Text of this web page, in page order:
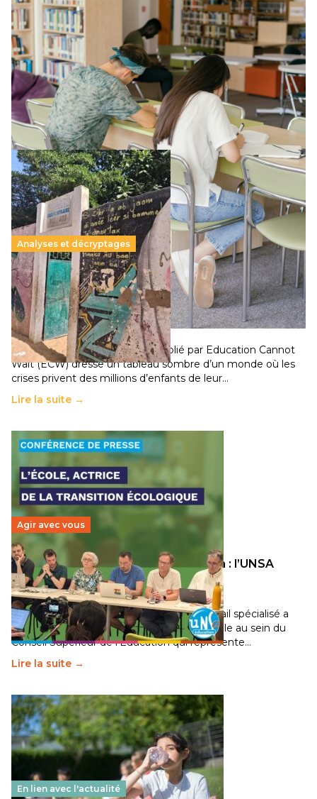
Supérieur privé : une dérive qui met à mal la
promesse républicaine
11 juillet 2026-
Le projet de loi sur la régulation de l’enseignement
supérieur privé met en lumière l’amplification d’un système
qui relègue l’acte pédagogique au superfétatoire, voire à…
Lire la suite →
Analyses et décryptages
258 millions d’enfants victimes de la guerre, des
chocs climatiques et des déplacements de
population
11 juillet 2026- National
Un nouveau rapport mondial publié par Education Cannot
Wait (ECW) dresse un tableau sombre d’un monde où les
crises privent des millions d’enfants de leur…
Lire la suite →
Agir avec vous
Transition écologique de l’éducation : l’UNSA
Éducation fait bouger les lignes
30 juin 2026-National
Pendant plusieurs mois, un groupe de travail spécialisé a
travaillé sur la transition écologique de l’Ecole au sein du
Conseil Supérieur de l’Éducation qui représente…
Lire la suite →
En lien avec l'actualité